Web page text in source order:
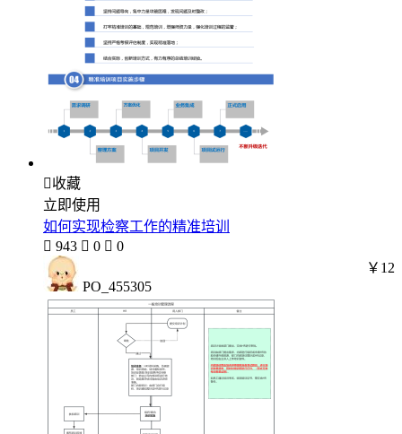
收藏
立即使用
如何实现检察工作的精准培训
 943  0  0
PO_455305
￥12